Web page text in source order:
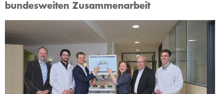
bundesweiten Zusammenarbeit